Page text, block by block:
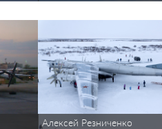
Алексей Резниченко